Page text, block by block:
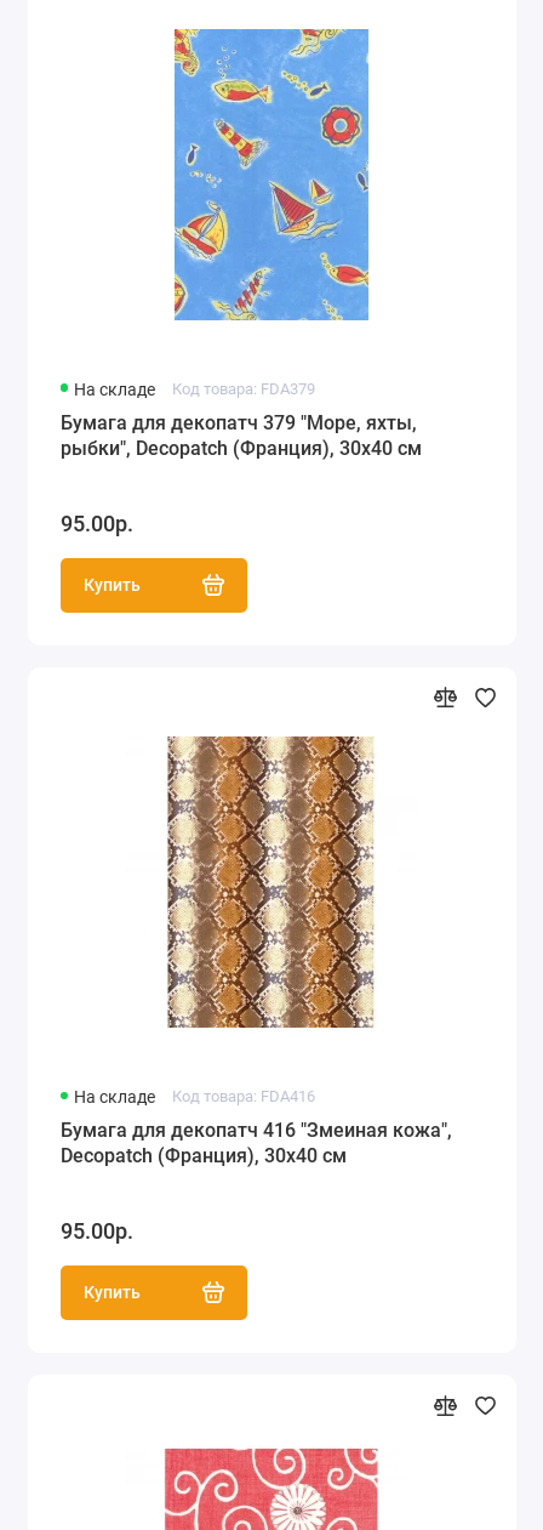
На складе Код товара: FDA379
Бумага для декопатч 379 "Море, яхты,
рыбки", Decopatch (Франция), 30х40 см
95.00р.
Купить
На складе Код товара: FDA416
Бумага для декопатч 416 "Змеиная кожа",
Decopatch (Франция), 30х40 см
95.00р.
Купить